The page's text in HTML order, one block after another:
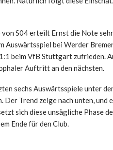
S04 erteilt Ernst die Note
Auswärtsspiel bei Werder
beim VfB Stuttgart zufrieden.
Auftritt an den nächsten.
sechs Auswärtsspiele unter
Der Trend zeige nach unten, und
sich diese unsägliche Phase
Ende für den Club.